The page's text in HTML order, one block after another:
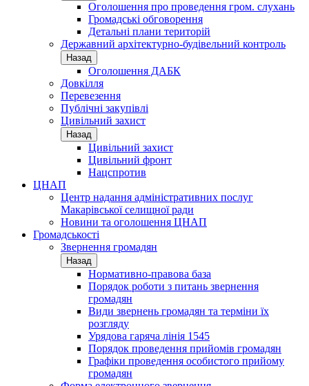
Оголошення про проведення гром. слухань
Громадські обговорення
Детальні плани територій
Державний архітектурно-будівельний контроль
Назад
Оголошення ДАБК
Довкілля
Перевезення
Публічні закупівлі
Цивільний захист
Назад
Цивільний захист
Цивільний фронт
Нацспротив
ЦНАП
Центр надання адміністративних послуг
Макарівської селищної ради
Новини та оголошення ЦНАП
Громадськості
Звернення громадян
Назад
Нормативно-правова база
Порядок роботи з питань звернення
громадян
Види звернень громадян та терміни їх
розгляду
Урядова гаряча лінія 1545
Порядок проведення прийомів громадян
Графіки проведення особистого прийому
громадян